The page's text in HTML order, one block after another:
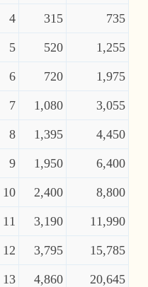
4 315 735
5 520 1,255
6 720 1,975
7 1,080 3,055
8 1,395 4,450
9 1,950 6,400
10 2,400 8,800
11 3,190 11,990
12 3,795 15,785
13 4,860 20,645